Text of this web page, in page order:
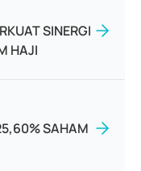
SINERGI
HAJI
SAHAM